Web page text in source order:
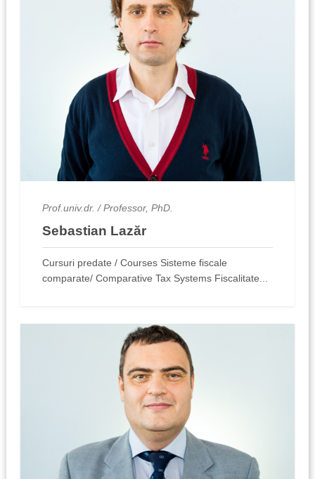
Prof.univ.dr. / Professor, PhD.
Sebastian Lazăr
Cursuri predate / Courses Sisteme fiscale
comparate/ Comparative Tax Systems Fiscalitate...